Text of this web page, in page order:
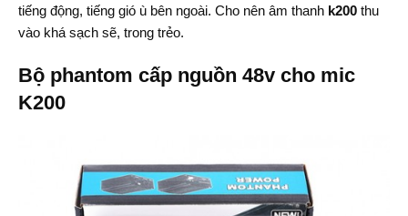
tiếng động, tiếng gió ù bên ngoài. Cho nên âm thanh k200 thu
vào khá sạch sẽ, trong trẻo.
Bộ phantom cấp nguồn 48v cho mic
K200